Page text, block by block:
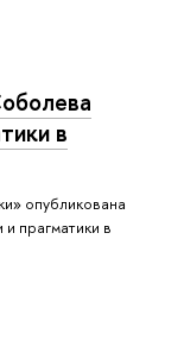
в
опубликована
прагматики в